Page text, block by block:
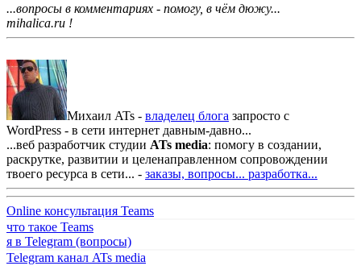
...вопросы в комментариях - помогу, в чём дюжу...
mihalica.ru !
Михаил ATs - владелец блога запросто с
WordPress - в сети интернет давным-давно...
...веб разработчик студии ATs media: помогу в создании,
раскрутке, развитии и целенаправленном сопровождении
твоего ресурса в сети... - заказы, вопросы... разработка...
Online консультация Teams
что такое Teams
я в Telegram (вопросы)
Telegram канал ATs media